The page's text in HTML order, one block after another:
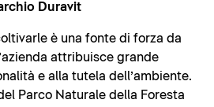
Duravit
è una fonte di forza da
attribuisce grande
e alla tutela dell’ambiente.
Parco Naturale della Foresta